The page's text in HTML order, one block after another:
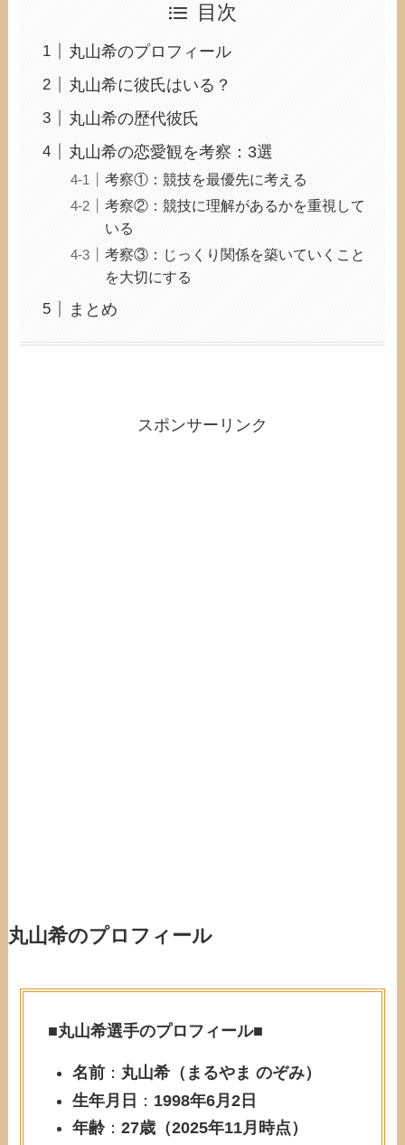
目次
丸山希のプロフィール
丸山希に彼氏はいる？
丸山希の歴代彼氏
丸山希の恋愛観を考察：3選
考察①：競技を最優先に考える
考察②：競技に理解があるかを重視して
いる
考察③：じっくり関係を築いていくこと
を大切にする
まとめ
スポンサーリンク
丸山希のプロフィール
■丸山希選手のプロフィール■
名前 ： 丸山希（まるやま のぞみ）
生年月日 ： 1998年6月2日
年齢：27歳（2025年11月時点）